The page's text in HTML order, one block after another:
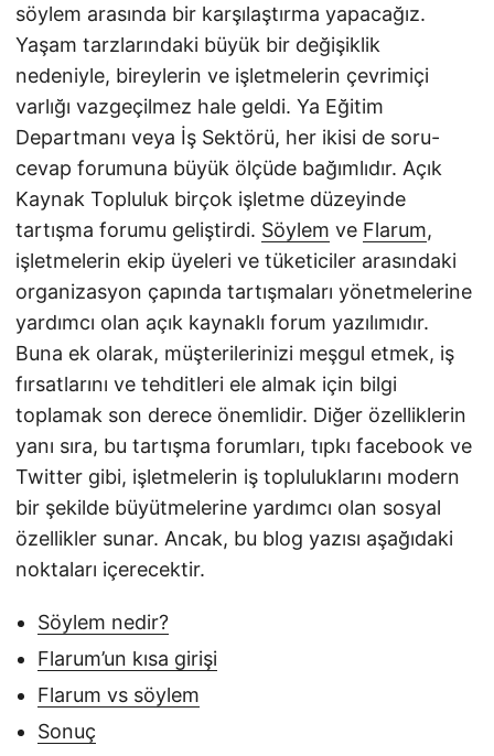
söylem arasında bir karşılaştırma yapacağız.
Yaşam tarzlarındaki büyük bir değişiklik
nedeniyle, bireylerin ve işletmelerin çevrimiçi
varlığı vazgeçilmez hale geldi. Ya Eğitim
Departmanı veya İş Sektörü, her ikisi de soru-
cevap forumuna büyük ölçüde bağımlıdır. Açık
Kaynak Topluluk birçok işletme düzeyinde
tartışma forumu geliştirdi. Söylem ve Flarum,
işletmelerin ekip üyeleri ve tüketiciler arasındaki
organizasyon çapında tartışmaları yönetmelerine
yardımcı olan açık kaynaklı forum yazılımıdır.
Buna ek olarak, müşterilerinizi meşgul etmek, iş
fırsatlarını ve tehditleri ele almak için bilgi
toplamak son derece önemlidir. Diğer özelliklerin
yanı sıra, bu tartışma forumları, tıpkı facebook ve
Twitter gibi, işletmelerin iş topluluklarını modern
bir şekilde büyütmelerine yardımcı olan sosyal
özellikler sunar. Ancak, bu blog yazısı aşağıdaki
noktaları içerecektir.
Söylem nedir?
Flarum’un kısa girişi
Flarum vs söylem
Sonuç